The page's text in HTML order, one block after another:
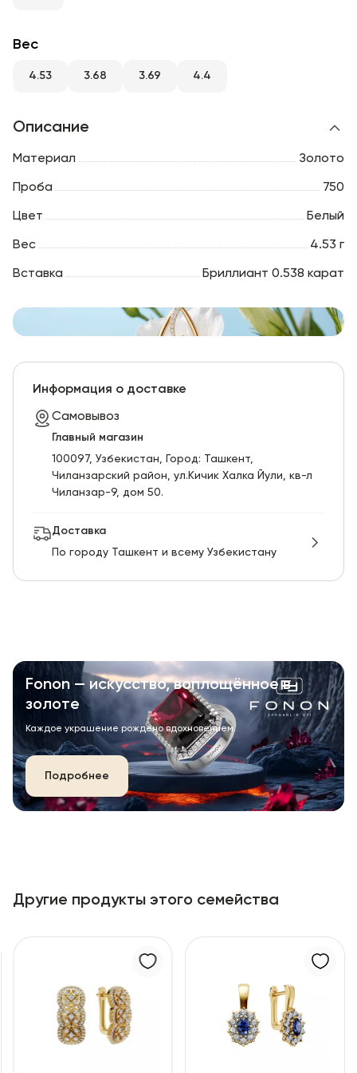
Вес
4.53 3.68 3.69 4.4
Описание
Материал Золото
Проба 750
Цвет Белый
Вес 4.53 г
Вставка Бриллиант 0.538 карат
Информация о доставке
Самовывоз
Главный магазин
100097, Узбекистан, Город: Ташкент,
Чиланзарский pайон, ул.Кичик Халка Йули, кв-л
Чиланзар-9, дом 50.
Доставка
По городу Ташкент и всему Узбекистану
Fonon — искусство, воплощённое в
золоте
Каждое украшение рождено вдохновением.
Подробнее
Другие продукты этого семейства